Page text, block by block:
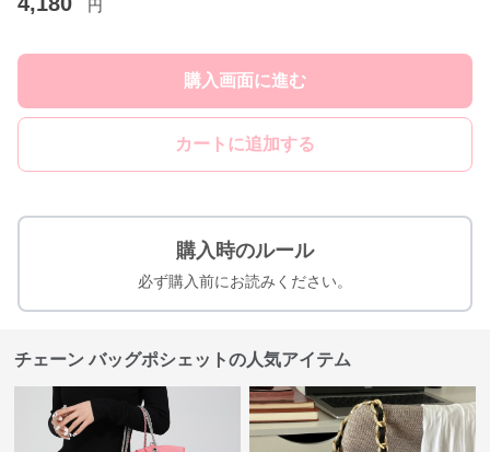
円
購入画面に進む
カートに追加する
購入時のルール
必ず購入前にお読みください。
チェーン バッグポシェットの人気アイテム